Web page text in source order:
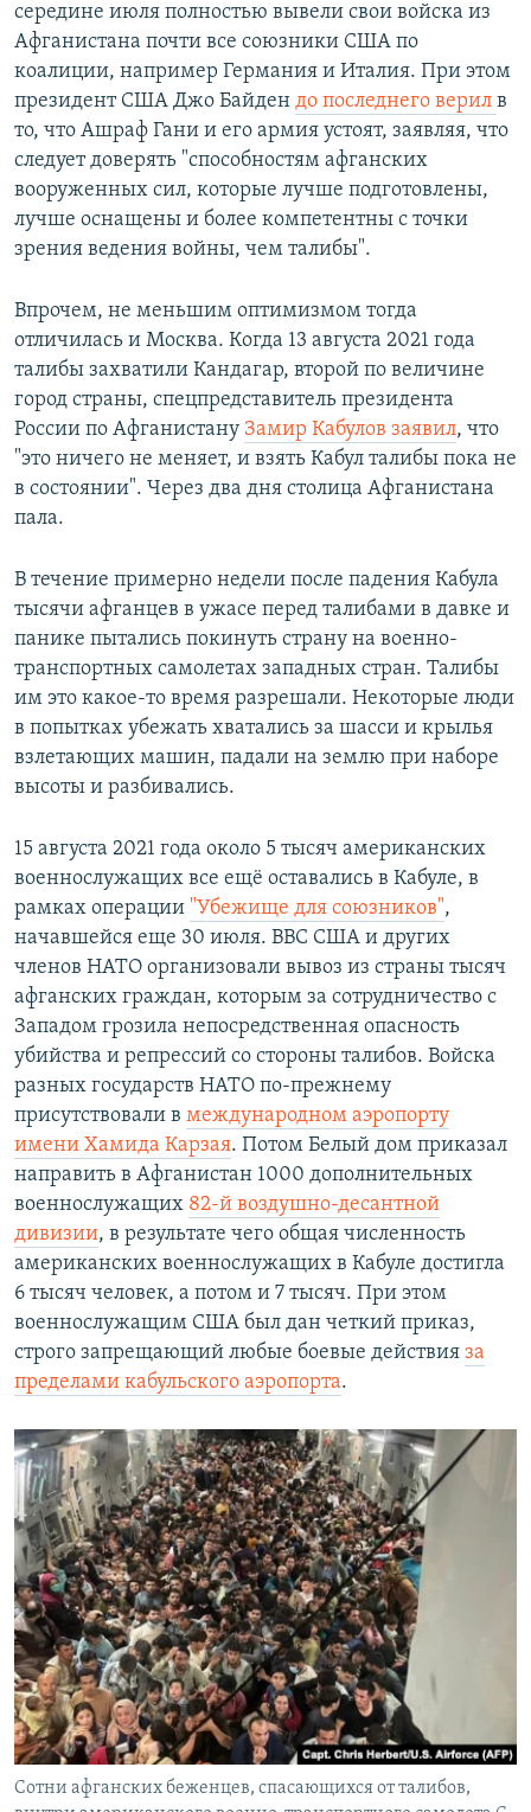
середине июля полностью вывели свои войска из
Афганистана почти все союзники США по
коалиции, например Германия и Италия. При этом
президент США Джо Байден до последнего верил в
то, что Ашраф Гани и его армия устоят, заявляя, что
следует доверять "способностям афганских
вооруженных сил, которые лучше подготовлены,
лучше оснащены и более компетентны с точки
зрения ведения войны, чем талибы".
Впрочем, не меньшим оптимизмом тогда
отличилась и Москва. Когда 13 августа 2021 года
талибы захватили Кандагар, второй по величине
город страны, спецпредставитель президента
России по Афганистану Замир Кабулов заявил, что
"это ничего не меняет, и взять Кабул талибы пока не
в состоянии". Через два дня столица Афганистана
пала.
В течение примерно недели после падения Кабула
тысячи афганцев в ужасе перед талибами в давке и
панике пытались покинуть страну на военно-
транспортных самолетах западных стран. Талибы
им это какое-то время разрешали. Некоторые люди
в попытках убежать хватались за шасси и крылья
взлетающих машин, падали на землю при наборе
высоты и разбивались.
15 августа 2021 года около 5 тысяч американских
военнослужащих все ещё оставались в Кабуле, в
рамках операции "Убежище для союзников",
начавшейся еще 30 июля. ВВС США и других
членов НАТО организовали вывоз из страны тысяч
афганских граждан, которым за сотрудничество с
Западом грозила непосредственная опасность
убийства и репрессий со стороны талибов. Войска
разных государств НАТО по-прежнему
присутствовали в международном аэропорту
имени Хамида Карзая. Потом Белый дом приказал
направить в Афганистан 1000 дополнительных
военнослужащих 82-й воздушно-десантной
дивизии, в результате чего общая численность
американских военнослужащих в Кабуле достигла
6 тысяч человек, а потом и 7 тысяч. При этом
военнослужащим США был дан четкий приказ,
строго запрещающий любые боевые действия за
пределами кабульского аэропорта.
Сотни афганских беженцев, спасающихся от талибов,